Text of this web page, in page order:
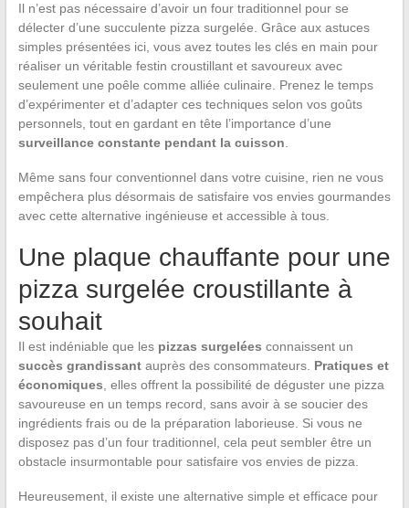
Il n’est pas nécessaire d’avoir un four traditionnel pour se
délecter d’une succulente pizza surgelée. Grâce aux astuces
simples présentées ici, vous avez toutes les clés en main pour
réaliser un véritable festin croustillant et savoureux avec
seulement une poêle comme alliée culinaire. Prenez le temps
d’expérimenter et d’adapter ces techniques selon vos goûts
personnels, tout en gardant en tête l’importance d’une
surveillance constante pendant la cuisson.
Même sans four conventionnel dans votre cuisine, rien ne vous
empêchera plus désormais de satisfaire vos envies gourmandes
avec cette alternative ingénieuse et accessible à tous.
Une plaque chauffante pour une
pizza surgelée croustillante à
souhait
Il est indéniable que les pizzas surgelées connaissent un
succès grandissantauprès des consommateurs. Pratiques et
économiques, elles offrent la possibilité de déguster une pizza
savoureuse en un temps record, sans avoir à se soucier des
ingrédients frais ou de la préparation laborieuse. Si vous ne
disposez pas d’un four traditionnel, cela peut sembler être un
obstacle insurmontable pour satisfaire vos envies de pizza.
Heureusement, il existe une alternative simple et efficace pour